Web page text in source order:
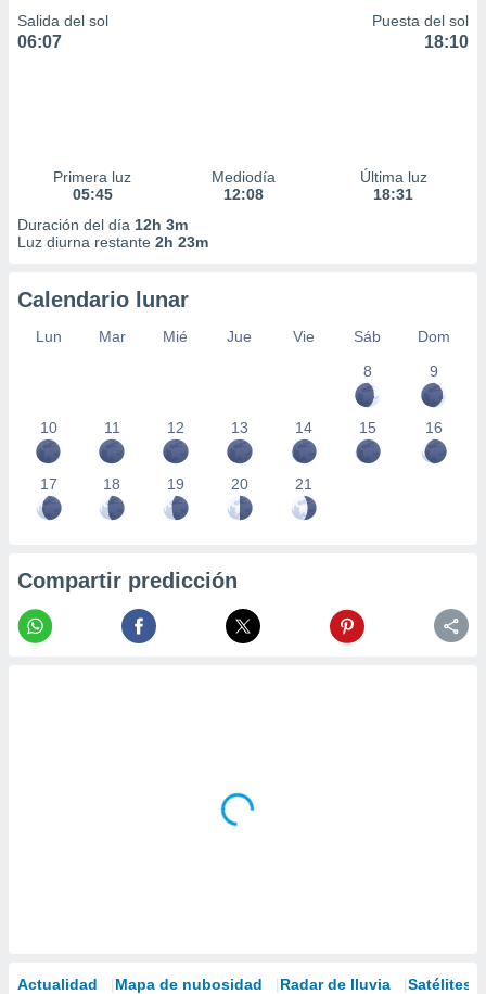
Salida del sol
06:07
Puesta del sol
18:10
Primera luz
05:45
Mediodía
12:08
Última luz
18:31
Duración del día 12h 3m
Luz diurna restante 2h 23m
Calendario lunar
Lun Mar Mié Jue Vie Sáb
Dom
8
9
10 11 12 13 14 15 16
17 18 19 20 21
Compartir predicción
Actualidad Mapa de nubosidad Radar de lluvia Satélites